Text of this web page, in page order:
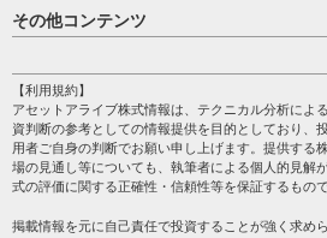
日経平均
売買シグナル
注目銘柄
株テーマ情報
海外市況
投資カレンダー
格付け情報
その他コンテンツ
個人情報保護方針
プライバシーポリシー
会社案内
サイトマップ
過去データ
【利用規約】
アセットアライブ株式情報は、テクニカル分析によ
資判断の参考としての情報提供を目的としており、
用者ご自身の判断でお願い申し上げます。提供する
場の見通し等についても、執筆者による個人的見解
式の評価に関する正確性・信頼性等を保証するもの
掲載情報を元に自己責任で投資することが強く求め